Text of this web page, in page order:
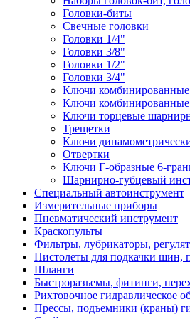
Головки-биты
Свечные головки
Головки 1/4"
Головки 3/8"
Головки 1/2"
Головки 3/4"
Ключи комбинированные
Ключи
Ключи торцевые
Трещетки
Ключи
Отвертки
Ключи Г-образные 6-
Шарнирно-губцевый
Специальный автоинструмент
Измерительные приборы
Пневматический инструмент
Краскопульты
Фильтры, лубрикаторы,
Пистолеты для подкачки шин,
Шланги
Быстроразъемы, фитинги,
Рихтовочное гидравлическое
Прессы, подъемники (краны)